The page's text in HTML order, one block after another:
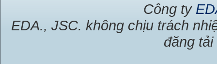
Công ty
EDA., JSC. không chịu trách
đăng